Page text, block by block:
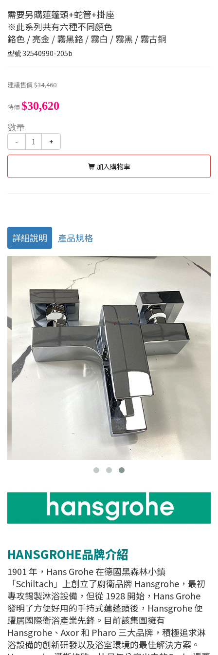
需要另購蓮蓬頭+蛇管+掛座
※此系列共有六種不同顏色
鉻色 / 亮金 / 霧黑鉻 / 霧白 / 霧黑 / 霧古銅
型號32540990-205b
建議售價$34,460
特價$30,620
數量
- +
加入購物車
詳細說明 產品規格
HANSGROHE品牌介紹
1901 年，Hans Grohe 在德國黑森林小鎮
「Schiltach」上創立了廚衛品牌 Hansgrohe，最初
專攻錫製淋浴設備，但從 1928 開始，Hans Grohe
發明了方便好用的手持式蓮蓬頭後，Hansgrohe 便
躍居國際衛浴產業先鋒。目前該集團擁有
Hansgrohe、Axor 和 Pharo 三大品牌，積極追求淋
浴設備的創新研發以及浴室環境的最佳解決方案。